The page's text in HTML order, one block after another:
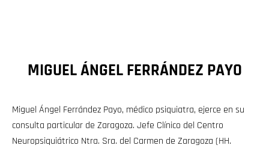
MIGUEL ÁNGEL FERRÁNDEZ PAYO
Miguel Ángel Ferrández Payo, médico psiquiatra, ejerce en su
consulta particular de Zaragoza. Jefe Clínico del Centro
Neuropsiquiátrico Ntra. Sra. del Carmen de Zaragoza (HH.